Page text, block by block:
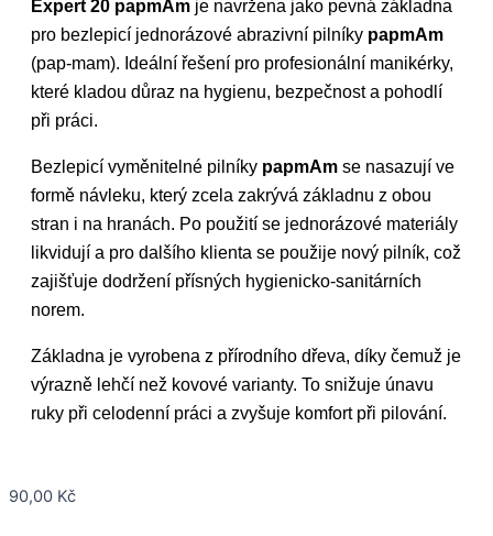
Expert 20 papmAm je navržena jako pevná základna
pro bezlepicí jednorázové abrazivní pilníky papmAm
(pap-mam). Ideální řešení pro profesionální manikérky,
které kladou důraz na hygienu, bezpečnost a pohodlí
při práci.
Bezlepicí vyměnitelné pilníky papmAm se nasazují ve
formě návleku, který zcela zakrývá základnu z obou
stran i na hranách. Po použití se jednorázové materiály
likvidují a pro dalšího klienta se použije nový pilník, což
zajišťuje dodržení přísných hygienicko-sanitárních
norem.
Základna je vyrobena z přírodního dřeva, díky čemuž je
výrazně lehčí než kovové varianty. To snižuje únavu
ruky při celodenní práci a zvyšuje komfort při pilování.
90,00 Kč